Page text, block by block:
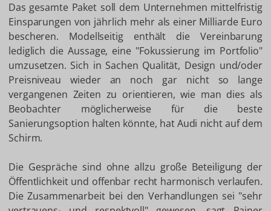
Das gesamte Paket soll dem Unternehmen mittelfristig
Einsparungen von jährlich mehr als einer Milliarde Euro
bescheren. Modellseitig enthält die Vereinbarung
lediglich die Aussage, eine "Fokussierung im Portfolio"
umzusetzen. Sich in Sachen Qualität, Design und/oder
Preisniveau wieder an noch gar nicht so lange
vergangenen Zeiten zu orientieren, wie man dies als
Beobachter möglicherweise für die beste
Sanierungsoption halten könnte, hat Audi nicht auf dem
Schirm.
Die Gespräche sind ohne allzu große Beteiligung der
Öffentlichkeit und offenbar recht harmonisch verlaufen.
Die Zusammenarbeit bei den Verhandlungen sei "sehr